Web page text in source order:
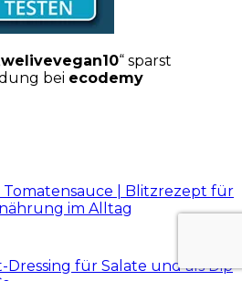
welivevegan10“ sparst
bei ecodemy
Tomatensauce | Blitzrezept für
im Alltag
Dressing für Salate und als Dip